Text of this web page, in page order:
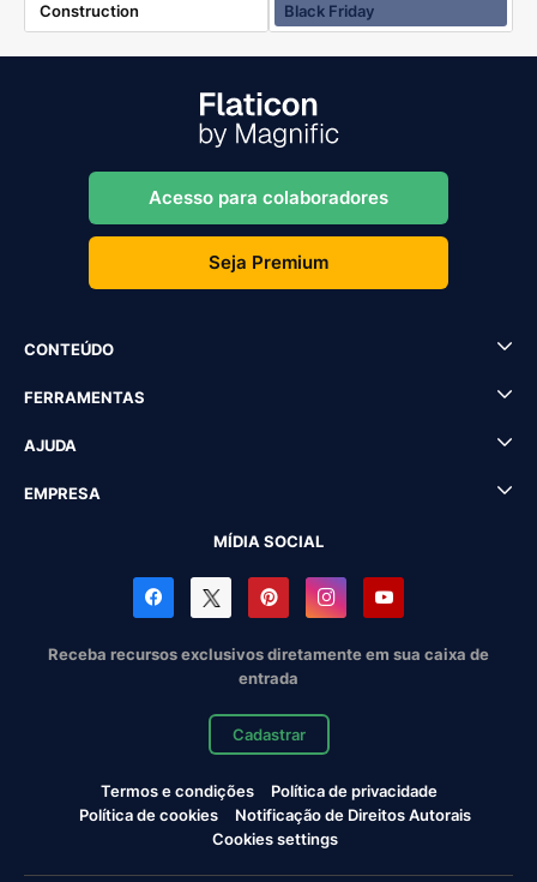
Construction Black Friday
Acesso para colaboradores
Seja Premium
CONTEÚDO
FERRAMENTAS
AJUDA
EMPRESA
MÍDIA SOCIAL
Receba recursos exclusivos diretamente em sua caixa de
entrada
Cadastrar
Termos e condições
Política de privacidade
Política de cookies
Notificação de Direitos Autorais
Cookies settings